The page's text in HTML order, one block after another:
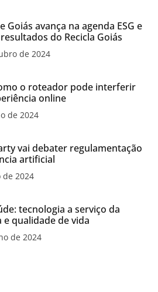
Goiás avança na agenda ESG e
do Recicla Goiás
de 2024
o roteador pode interferir
online
de 2024
vai debater regulamentação
artificial
2024
tecnologia a serviço da
qualidade de vida
de 2024